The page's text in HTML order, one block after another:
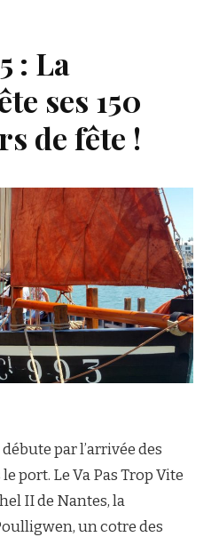
: La
ses 150
de fête !
par l’arrivée des
port. Le Va Pas Trop Vite
II de Nantes, la
un cotre des